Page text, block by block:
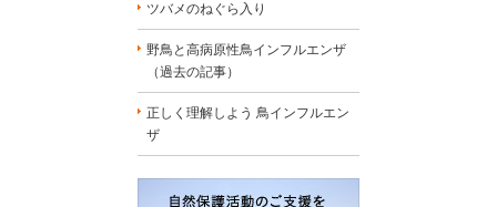
ツバメのねぐら入り
野鳥と高病原性鳥インフルエンザ
（過去の記事）
正しく理解しよう 鳥インフルエン
ザ